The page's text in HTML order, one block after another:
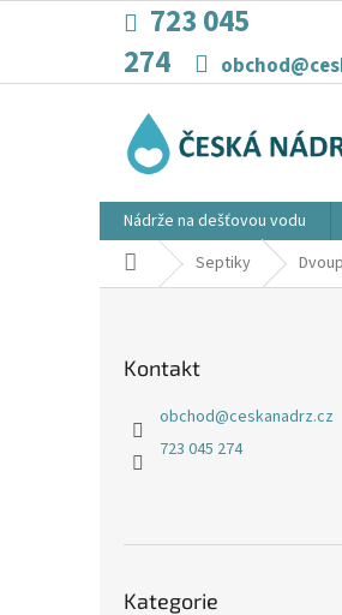
723 045
274
Nádrže na dešťovou vodu
Domů Septiky
Kontakt
obchod@ceskanadrz.cz
723 045 274
kategorie
Kategorie